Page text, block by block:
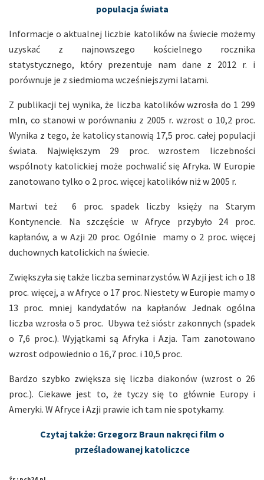
populacja świata
Informacje o aktualnej liczbie katolików na świecie możemy
uzyskać z najnowszego kościelnego rocznika
statystycznego, który prezentuje nam dane z 2012 r. i
porównuje je z siedmioma wcześniejszymi latami.
Z publikacji tej wynika, że liczba katolików wzrosła do 1 299
mln, co stanowi w porównaniu z 2005 r. wzrost o 10,2 proc.
Wynika z tego, że katolicy stanowią 17,5 proc. całej populacji
świata. Największym 29 proc. wzrostem liczebności
wspólnoty katolickiej może pochwalić się Afryka. W Europie
zanotowano tylko o 2 proc. więcej katolików niż w 2005 r.
Martwi też 6 proc. spadek liczby księży na Starym
Kontynencie. Na szczęście w Afryce przybyło 24 proc.
kapłanów, a w Azji 20 proc. Ogólnie mamy o 2 proc. więcej
duchownych katolickich na świecie.
Zwiększyła się także liczba seminarzystów. W Azji jest ich o 18
proc. więcej, a w Afryce o 17 proc. Niestety w Europie mamy o
13 proc. mniej kandydatów na kapłanów. Jednak ogólna
liczba wzrosła o 5 proc. Ubywa też sióstr zakonnych (spadek
o 7,6 proc.). Wyjątkami są Afryka i Azja. Tam zanotowano
wzrost odpowiednio o 16,7 proc. i 10,5 proc.
Bardzo szybko zwiększa się liczba diakonów (wzrost o 26
proc.). Ciekawe jest to, że tyczy się to głównie Europy i
Ameryki. W Afryce i Azji prawie ich tam nie spotykamy.
Czytaj także: Grzegorz Braun nakręci film o
prześladowanej katoliczce